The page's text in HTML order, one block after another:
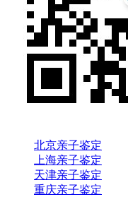
北京亲子鉴定
上海亲子鉴定
天津亲子鉴定
重庆亲子鉴定